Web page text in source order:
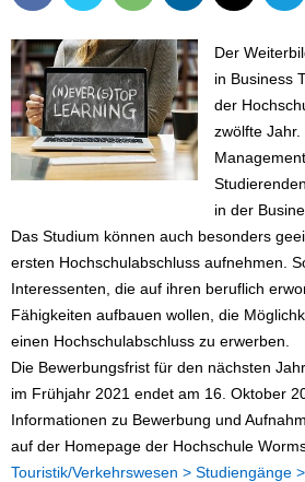
Der
in Business
der
zwölfte
in der
Das Studium können auch besonders
ersten Hochschulabschluss aufnehmen.
Interessenten, die auf ihren beruflich
Fähigkeiten aufbauen wollen, die
einen Hochschulabschluss zu erwerben.
Die Bewerbungsfrist für den nächsten
im Frühjahr 2021 endet am 16. Oktober
Informationen zu Bewerbung und
auf der Homepage der Hochschule
Touristik/Verkehrswesen > Studiengänge